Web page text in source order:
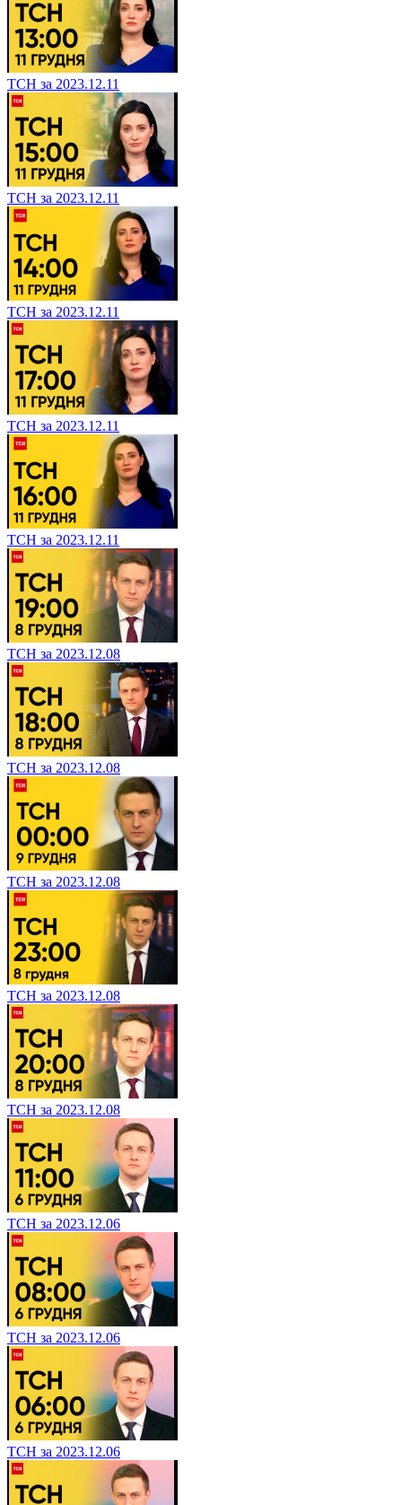
ТСН за 2023.12.11
ТСН за 2023.12.11
ТСН за 2023.12.11
ТСН за 2023.12.11
ТСН за 2023.12.11
ТСН за 2023.12.08
ТСН за 2023.12.08
ТСН за 2023.12.08
ТСН за 2023.12.08
ТСН за 2023.12.08
ТСН за 2023.12.06
ТСН за 2023.12.06
ТСН за 2023.12.06